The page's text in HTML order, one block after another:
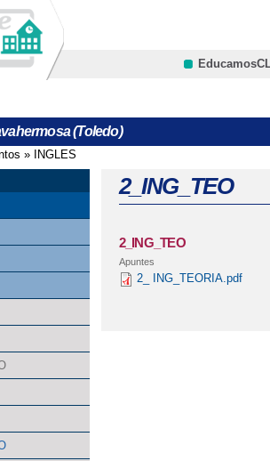
(Toledo)
usted aquí
»
INGLES
2_ING_TEO
2_ING_TEO
Apuntes
2_ ING_TEORIA.pdf